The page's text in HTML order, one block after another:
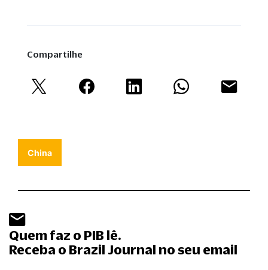
Compartilhe
China
Quem faz o PIB lê.
Receba o Brazil Journal no seu email